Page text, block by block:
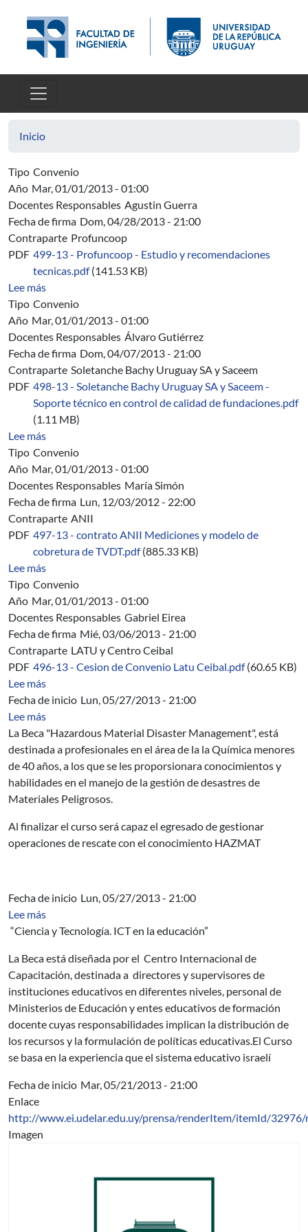
Inicio
Tipo Convenio
Año Mar, 01/01/2013 - 01:00
Docentes Responsables Agustin Guerra
Fecha de firma Dom, 04/28/2013 - 21:00
Contraparte Profuncoop
PDF 499-13 - Profuncoop - Estudio y recomendaciones
tecnicas.pdf (141.53 KB)
Lee mássobre 499/13 - Profuncoop - Estudio y recomendación
Tipo Convenio
Año Mar, 01/01/2013 - 01:00
Docentes Responsables Álvaro Gutiérrez
Fecha de firma Dom, 04/07/2013 - 21:00
Contraparte Soletanche Bachy Uruguay SA y Saceem
PDF 498-13 - Soletanche Bachy Uruguay SA y Saceem -
Soporte técnico en control de calidad de fundaciones.pdf
(1.11 MB)
Lee mássobre 498/13 - Soletanche Bachy Uruguay SA y
Tipo Convenio
Año Mar, 01/01/2013 - 01:00
Docentes Responsables María Simón
Fecha de firma Lun, 12/03/2012 - 22:00
Contraparte ANII
PDF 497-13 - contrato ANII Mediciones y modelo de
cobretura de TVDT.pdf (885.33 KB)
Lee mássobre 497/13 - ANII - Mediciones y modelo de
Tipo Convenio
Año Mar, 01/01/2013 - 01:00
Docentes Responsables Gabriel Eirea
Fecha de firma Mié, 03/06/2013 - 21:00
Contraparte LATU y Centro Ceibal
PDF 496-13 - Cesion de Convenio Latu Ceibal.pdf (60.65 KB)
Lee mássobre 496/13 - Cesion del Convenio Específico LATU y
Fecha de inicio Lun, 05/27/2013 - 21:00
Lee mássobre Hazardous Material Disaster Management
La Beca "Hazardous Material Disaster Management", está
destinada a profesionales en el área de la la Química menores
de 40 años, a los que se les proporsionara conocimientos y
habilidades en el manejo de la gestión de desastres de
Materiales Peligrosos.
Al finalizar el curso será capaz el egresado de gestionar
operaciones de rescate con el conocimiento HAZMAT
Fecha de inicio Lun, 05/27/2013 - 21:00
Lee mássobre “Ciencia y Tecnología. ICT en la educación”
“Ciencia y Tecnología. ICT en la educación”
La Beca está diseñada por el Centro Internacional de
Capacitación, destinada a directores y supervisores de
instituciones educativos en diferentes niveles, personal de
Ministerios de Educación y entes educativos de formación
docente cuyas responsabilidades implican la distribución de
los recursos y la formulación de políticas educativas.El Curso
se basa en la experiencia que el sistema educativo israelí
Fecha de inicio Mar, 05/21/2013 - 21:00
Enlace
http://www.ei.udelar.edu.uy/prensa/renderItem/itemId/
Imagen